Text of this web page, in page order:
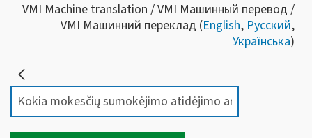
VMI Machine translation / VMI Машинный перевод /
VMI Машинний переклад (English, Русский,
Українська)